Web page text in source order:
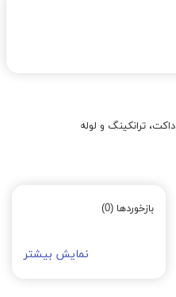
داکت، ترانکینگ و لوله
بازخوردها (0)
نمایش بیشتر